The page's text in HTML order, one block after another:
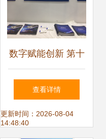
数字赋能创新 第十
九届工博会圆满落
幕，软件技术研发
查看详情
更新时间：2026-08-04
14:48:40